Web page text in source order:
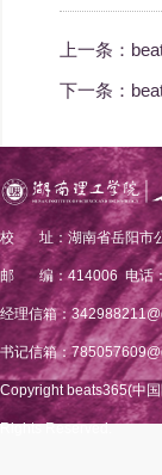
上一条：
下一条：
校 址：湖南省岳阳市
邮 编：414006 电话
经理信箱：
书记信箱：
Copyright beats365(中
Rights Reserved.